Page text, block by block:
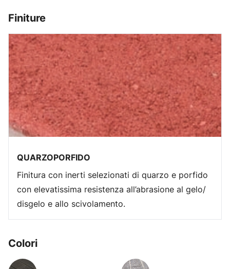
Finiture
QUARZOPORFIDO
Finitura con inerti selezionati di quarzo e porfido
con elevatissima resistenza all’abrasione al gelo/
disgelo e allo scivolamento.
Colori